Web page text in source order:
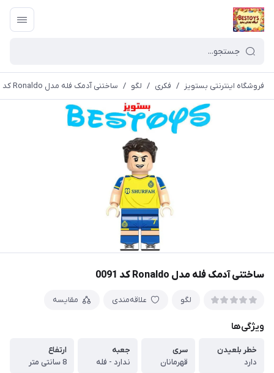
فروشگاه اینترنتی بستویز / فکری / لگو / ساختنی آدمک فله مدل Ronaldo کد 0091
ساختنی آدمک فله مدل Ronaldo کد 0091
لگو علاقه‌مندی مقایسه
ویژگی‌ها
خطر بلعیدن
دارد
سری
قهرمانان
جعبه
ندارد - فله
ارتفاع
8 سانتی متر